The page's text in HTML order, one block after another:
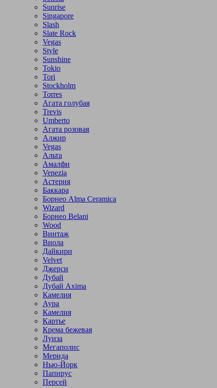
Sunrise
Singapore
Slash
Slate Rock
Vegas
Style
Sunshine
Tokio
Tori
Stockholm
Torres
Агата голубая
Trevis
Umberto
Агата розовая
Алжир
Vegas
Альта
Амалфи
Venezia
Астерия
Баккара
Борнео Alma Ceramica
Wizard
Борнео Belani
Wood
Винтаж
Виола
Дайкири
Velvet
Джерси
Дубай
Дубай Axima
Камелия
Аура
Камелия
Картье
Крема бежевая
Луиза
Мегаполис
Мерида
Нью-Йорк
Папирус
Персей